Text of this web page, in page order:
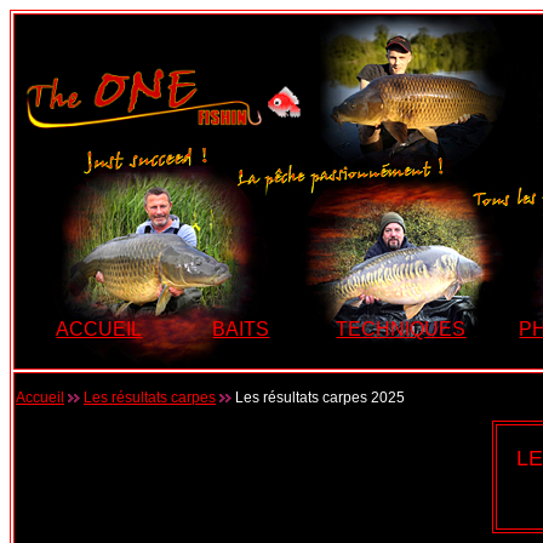
ACCUEIL BAITS TECHNIQUES
Accueil Les résultats carpes Les résultats carpes 2025